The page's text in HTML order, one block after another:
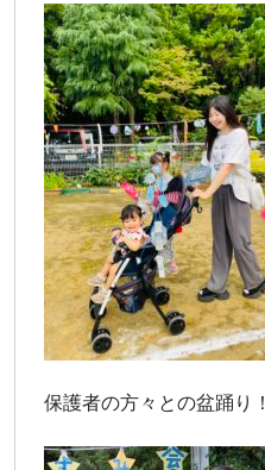
保護者の方々との盆踊り！